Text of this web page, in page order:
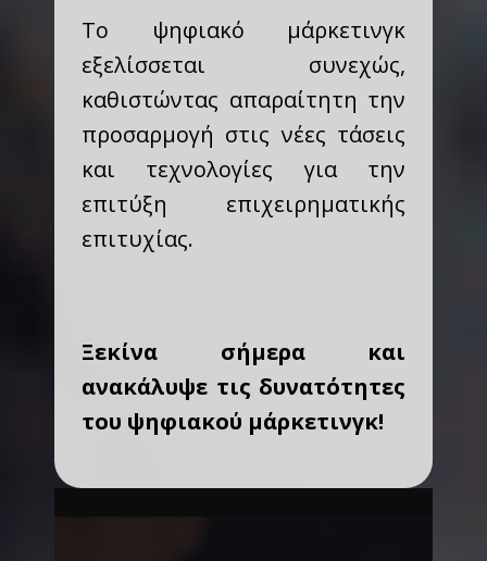
Το ψηφιακό μάρκετινγκ
εξελίσσεται συνεχώς,
καθιστώντας απαραίτητη την
προσαρμογή στις νέες τάσεις
και τεχνολογίες για την
επιτύξη επιχειρηματικής
επιτυχίας.
Ξεκίνα σήμερα και
ανακάλυψε τις δυνατότητες
του ψηφιακού μάρκετινγκ!